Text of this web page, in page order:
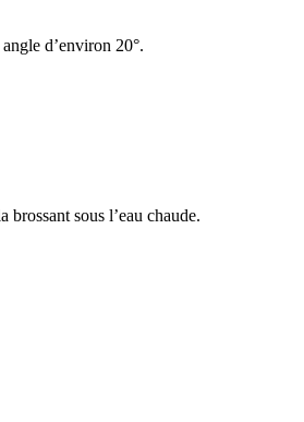
d’environ 20°.
sous l’eau chaude.